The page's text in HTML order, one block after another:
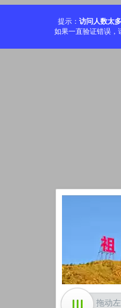
提示： 访问人数太多
如果一直验证错误，
拖动